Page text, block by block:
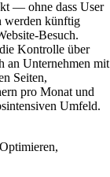
— ohne dass User
werden künftig
Besuch.
Kontrolle über
an Unternehmen mit
Seiten,
pro Monat und
Umfeld.